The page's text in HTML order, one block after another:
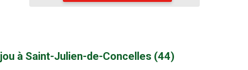
à Saint-Julien-de-Concelles (44)